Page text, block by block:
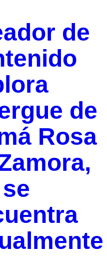
de
de
Rosa